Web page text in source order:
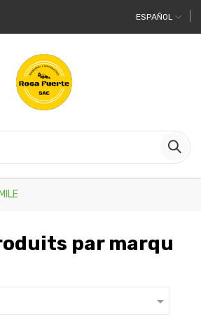
ESPAÑOL
par marqu
